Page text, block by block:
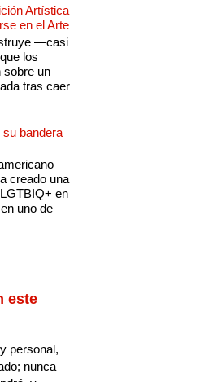
Artística
en el Arte
—casi
los
sobre un
tras caer
bandera
creado una
en
uno de
este
personal,
nunca